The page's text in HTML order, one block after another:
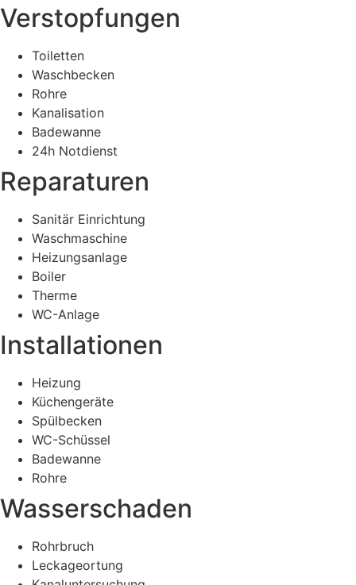
Verstopfungen
Toiletten
Waschbecken
Rohre
Kanalisation
Badewanne
24h Notdienst
Reparaturen
Sanitär Einrichtung
Waschmaschine
Heizungsanlage
Boiler
Therme
WC-Anlage
Installationen
Heizung
Küchengeräte
Spülbecken
WC-Schüssel
Badewanne
Rohre
Wasserschaden
Rohrbruch
Leckageortung